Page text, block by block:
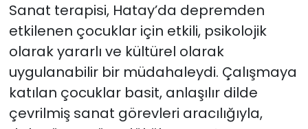
Sanat terapisi, Hatay’da depremden
etkilenen çocuklar için etkili, psikolojik
olarak yararlı ve kültürel olarak
uygulanabilir bir müdahaleydi. Çalışmaya
katılan çocuklar basit, anlaşılır dilde
çevrilmiş sanat görevleri aracılığıyla,